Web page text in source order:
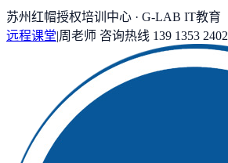
苏州红帽授权培训中心 · G-LAB IT教育
远程课堂|周老师 咨询热线 139 1353 2402